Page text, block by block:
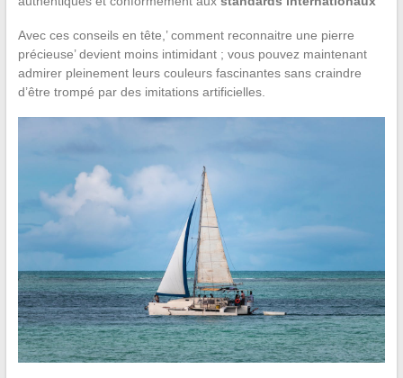
Avec ces conseils en tête,’ comment reconnaitre une pierre
précieuse’ devient moins intimidant ; vous pouvez maintenant
admirer pleinement leurs couleurs fascinantes sans craindre
d’être trompé par des imitations artificielles.